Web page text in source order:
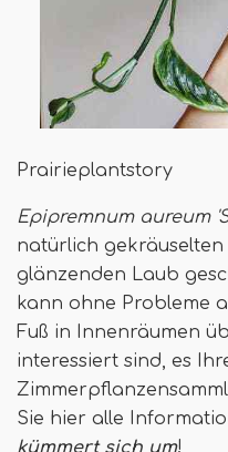
Prairieplantstory
Epipremnum aureum
natürlich
glänzenden Laub
kann ohne Probleme
Fuß in Innenräumen
interessiert sind, es
Sie hier alle
kümmert sich um!